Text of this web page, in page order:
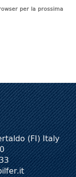
per la prossima
(FI) Italy